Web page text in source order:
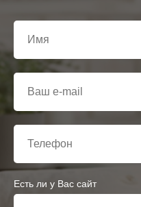
Есть ли у Вас сайт